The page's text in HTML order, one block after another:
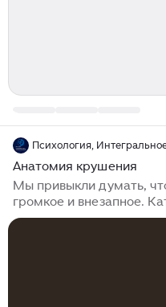
Анатомия крушения
Мы привыкли думать,
громкое и внезапное.
драматический